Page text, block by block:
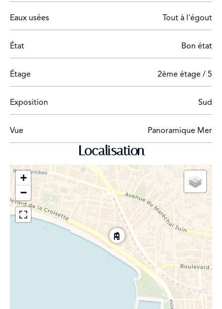
Eaux usées Tout à l'égout
État Bon état
Étage 2ème étage / 5
Exposition Sud
Vue Panoramique Mer
Localisation
+
−